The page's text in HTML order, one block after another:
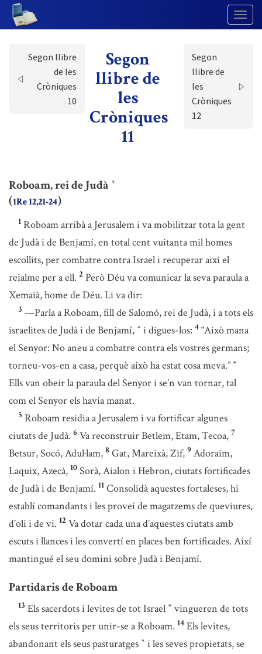
Segon llibre
de les
Cròniques
10
Segon
llibre de
les
Cròniques
11
Segon
llibre de
les
Cròniques
12
Roboam, rei de Judà *
(1Re 12,21-24)
1 Roboam arribà a Jerusalem i va mobilitzar tota la gent
de Judà i de Benjamí, en total cent vuitanta mil homes
escollits, per combatre contra Israel i recuperar així el
reialme per a ell. 2 Però Déu va comunicar la seva paraula a
Xemaià, home de Déu. Li va dir:
3 —Parla a Roboam, fill de Salomó, rei de Judà, i a tots els
israelites de Judà i de Benjamí, * i digues-los: 4 “Això mana
el Senyor: No aneu a combatre contra els vostres germans;
torneu-vos-en a casa, perquè això ha estat cosa meva.” *
Ells van obeir la paraula del Senyor i se’n van tornar, tal
com el Senyor els havia manat.
5 Roboam residia a Jerusalem i va fortificar algunes
ciutats de Judà. 6 Va reconstruir Betlem, Etam, Tecoa, 7
Betsur, Socó, Adul·lam, 8 Gat, Mareixà, Zif, 9 Adoraim,
Laquix, Azecà, 10 Sorà, Aialon i Hebron, ciutats fortificades
de Judà i de Benjamí. 11 Consolidà aquestes fortaleses, hi
establí comandants i les proveí de magatzems de queviures,
d’oli i de vi. 12 Va dotar cada una d’aquestes ciutats amb
escuts i llances i les convertí en places ben fortificades. Així
mantingué el seu domini sobre Judà i Benjamí.
Partidaris de Roboam
13 Els sacerdots i levites de tot Israel * vingueren de tots
els seus territoris per unir-se a Roboam. 14 Els levites,
abandonant els seus pasturatges * i les seves propietats, se